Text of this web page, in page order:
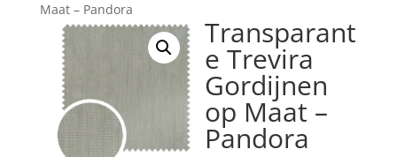
Maat – Pandora
Transparant
e Trevira
Gordijnen
op Maat –
Pandora